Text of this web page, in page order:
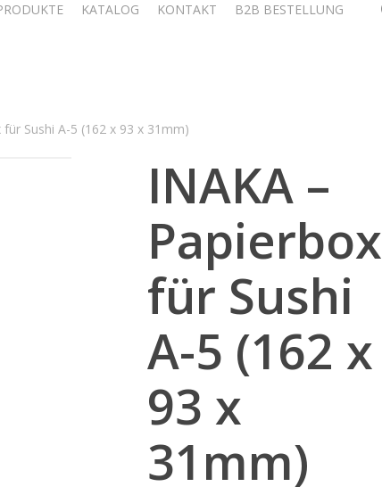
KATALOG KONTAKT B2B BESTELLUNG
für Sushi A-5 (162 x 93 x 31mm)
INAKA –
Papierbox
für Sushi
A-5 (162 x
93 x
31mm)